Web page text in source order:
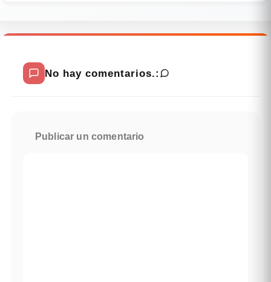
No hay comentarios.:
Publicar un comentario